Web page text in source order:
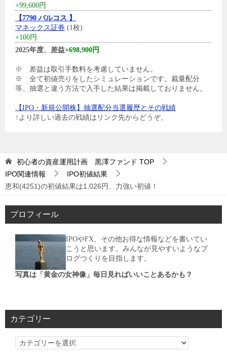
+99,600円
【7790 バルコス 】
マネックス証券 (1枚)
+100円
2025年度、差益+698,900円
※ 差益は取引手数料を考慮していません。
※ 全て初値売りをしたシミュレーションです。裁量配分
等、抽選と違う方法で入手した結果は掲載しておりません。
【IPO・新規公開株】抽選配分当選履歴とその戦績
↑より詳しい過去の戦績はリンク先からどうぞ。
初心者の資産運用計画 黒澤ファンド TOP
IPO関連情報
IPO初値結果
恵和(4251)の初値結果は1,026円、力強い初値！
プロフィール
IPOやFX、その他お得な情報などを書いてい
こうと思います。みんなが見やすいようなブ
ログつくりを目指します。
写真は「黄金の女神像」毎日見ればいいことあるかも？
カテゴリー
カ